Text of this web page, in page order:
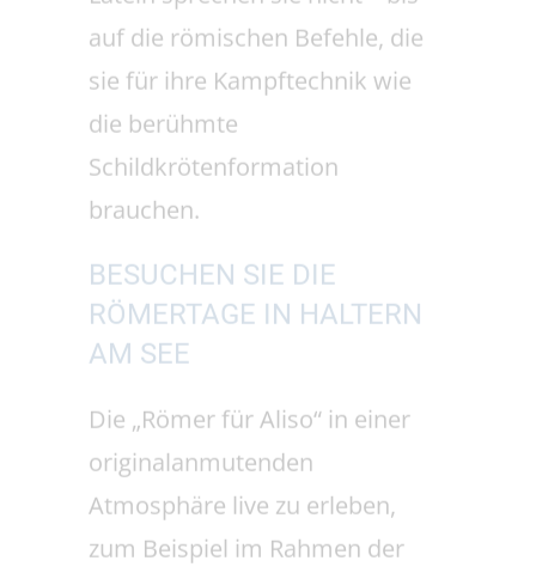
BESUCHEN SIE DIE
RÖMERTAGE IN HALTERN
AM SEE
Die „Römer für Aliso“ in einer
originalanmutenden
Atmosphäre live zu erleben,
zum Beispiel im Rahmen der
sommerlichen Römertage, ist
eine nachhaltige Erfahrung für
Jung und Alt. Neugierige
Besucherinnen und Besucher
sind zum Dialog und zum